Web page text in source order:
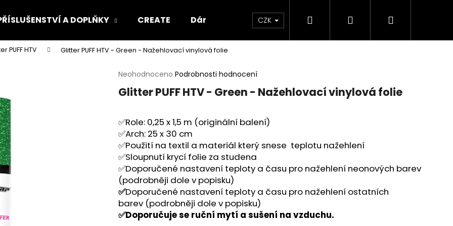
A DOPLŇKY CREATE Dárkový poukaz BLEŠÍ TRH🛍️ Doprava a platba
CZK Hledat PřihlášeníNákupní
PUFF HTV Glitter PUFF HTV - Green - Nažehlovací vinylová folie
Průměrné
produktu
z
5
hvězdiček.
Neohodnoceno Podrobnosti hodnocení
Glitter PUFF HTV - Green - Nažehlovací vinylová folie
✅Role: 0,25 x 1,5 m (originální balení)
✅Arch: 25 x 30 cm
✅Použití na textil a materiál který snese teplotu nažehlení
✅Sloupnutí krycí folie za studena
✅Doporučené nastavení teploty a času pro nažehlení neonových barev
(podrobněji dole v popisku)
✅Doporučené nastavení teploty a času pro nažehlení ostatních
barev (podrobněji dole v popisku)
✅Doporučuje se ruční mytí a sušení na vzduchu.
Co potřebujete najít?
HLEDAT